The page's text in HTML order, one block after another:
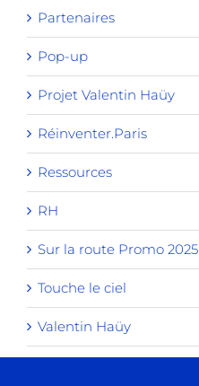
Partenaires
Pop-up
Projet Valentin Haüy
Réinventer.Paris
Ressources
RH
Sur la route Promo 2025
Touche le ciel
Valentin Haüy